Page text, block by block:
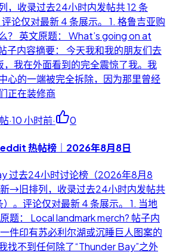
，收录过去24小时内发帖共 12 条
论仅对最新 4 条展示。 1. 格鲁吉亚购
？ 英文原题： What’s going on at
子内容摘要： 今天我和我的朋友们去
，我在外面看到的完全震惊了我。我
心的一端被完全拆除，因为那里曾经
正在装修商
·10 小时前· 0
热帖榜｜2026年8月8日
过去24小时讨论榜（2026年8月8
→旧排列，收录过去24小时内发帖共
。评论仅对最新 4 条展示。 1. 当地
题： Local landmark merch? 帖子内
件印有苏必利尔湖或沉睡巨人图案的
找不到任何除了“Thunder Bay”之外